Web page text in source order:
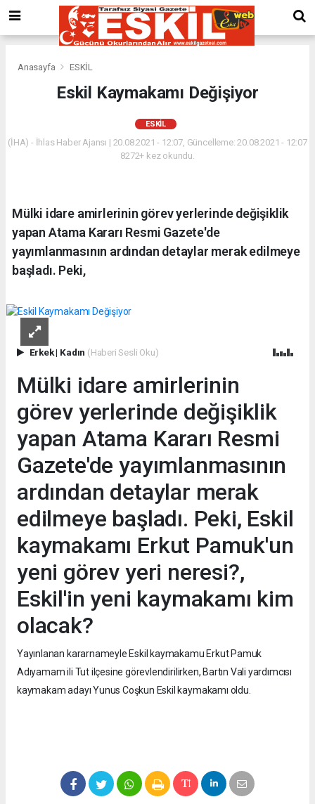
Anasayfa ESKİL
Eskil Kaymakamı Değişiyor
ESKİL
(İHA) - İhlas Haber Ajansı | 20.08.2021 - 12:07, Güncelleme: 20.08.2021 - 12:07
8272+ kez okundu.
Mülki idare amirlerinin görev yerlerinde değişiklik
yapan Atama Kararı Resmi Gazete'de
yayımlanmasının ardından detaylar merak edilmeye
başladı. Peki,
Erkek| Kadın (Haberi Sesli Oku)
Mülki idare amirlerinin
görev yerlerinde değişiklik
yapan Atama Kararı Resmi
Gazete'de yayımlanmasının
ardından detaylar merak
edilmeye başladı. Peki, Eskil
kaymakamı Erkut Pamuk'un
yeni görev yeri neresi?,
Eskil'in yeni kaymakamı kim
olacak?
Yayınlanan kararnameyle Eskil kaymakamu Erkut Pamuk
Adıyamam ili Tut ilçesine görevlendirilirken, Bartın Vali yardımcısı
kaymakam adayı Yunus Coşkun Eskil kaymakamı oldu.